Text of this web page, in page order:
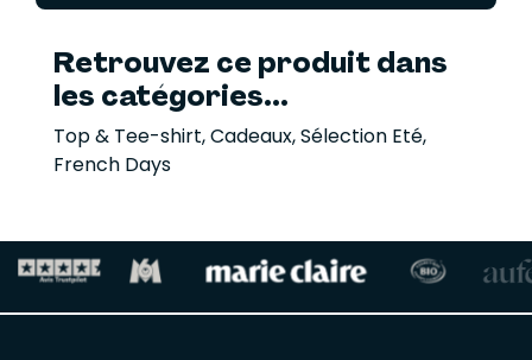
Retrouvez ce produit dans
les catégories...
Top & Tee-shirt,Cadeaux,Sélection Eté,
French Days